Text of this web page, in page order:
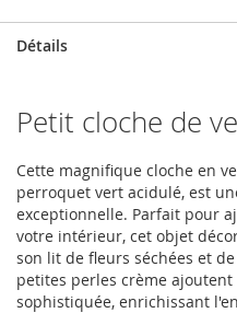
Détails
Petit cloche de
Cette magnifique cloche en
perroquet vert acidulé, est
exceptionnelle. Parfait pour
votre intérieur, cet objet
son lit de fleurs séchées et
petites perles crème
sophistiquée, enrichissant